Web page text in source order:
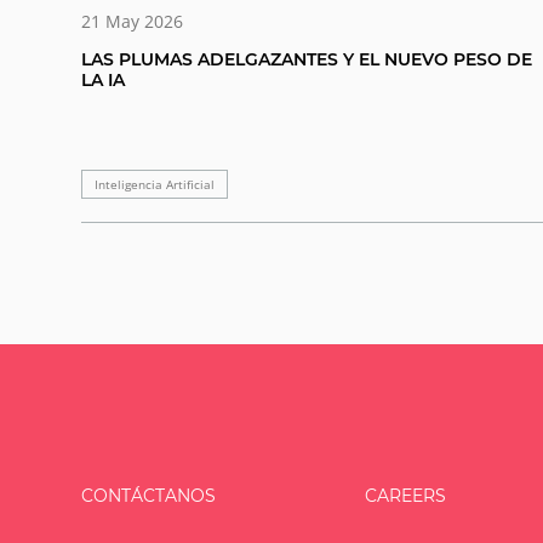
21 May 2026
LAS PLUMAS ADELGAZANTES Y EL NUEVO PESO DE
LA IA
Inteligencia Artificial
CONTÁCTANOS CAREERS